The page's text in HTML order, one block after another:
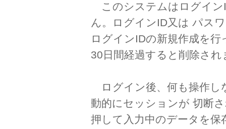
このシステムはログイン
ん。ログインID又は パス
ログインIDの新規作成を
30日間経過すると削除され
ログイン後、何も操作し
動的にセッションが 切断
押して入力中のデータを保